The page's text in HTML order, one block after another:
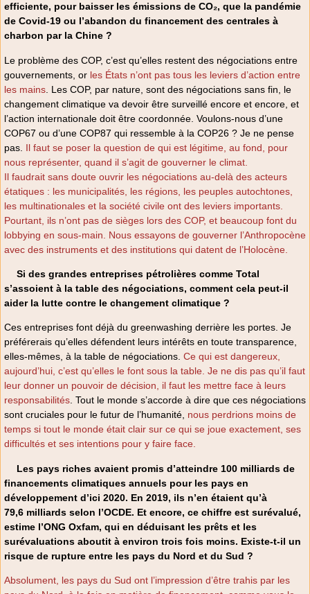
efficiente, pour baisser les émissions de CO₂, que la pandémie
de Covid-19 ou l’abandon du financement des centrales à
charbon par la Chine ?
Le problème des COP, c’est qu’elles restent des négociations entre
gouvernements, or les États n’ont pas tous les leviers d’action entre
les mains . Les COP, par nature, sont des négociations sans fin, le
changement climatique va devoir être surveillé encore et encore, et
l’action internationale doit être coordonnée. Voulons-nous d’une
COP67 ou d’une COP87 qui ressemble à la COP26 ? Je ne pense
pas. Il faut se poser la question de qui est légitime, au fond, pour
nous représenter, quand il s’agit de gouverner le climat.
Il faudrait sans doute ouvrir les négociations au-delà des acteurs
étatiques : les municipalités, les régions, les peuples autochtones,
les multinationales et la société civile ont des leviers importants.
Pourtant, ils n’ont pas de sièges lors des COP, et beaucoup font du
lobbying en sous-main. Nous essayons de gouverner l’Anthropocène
avec des instruments et des institutions qui datent de l’Holocène.
Si des grandes entreprises pétrolières comme Total
s’assoient à la table des négociations, comment cela peut-il
aider la lutte contre le changement climatique ?
Ces entreprises font déjà du greenwashing derrière les portes. Je
préférerais qu’elles défendent leurs intérêts en toute transparence,
elles-mêmes, à la table de négociations. Ce qui est dangereux,
aujourd’hui, c’est qu’elles le font sous la table. Je ne dis pas qu’il faut
leur donner un pouvoir de décision, il faut les mettre face à leurs
responsabilités. Tout le monde s’accorde à dire que ces négociations
sont cruciales pour le futur de l’humanité, nous perdrions moins de
temps si tout le monde était clair sur ce qui se joue exactement, ses
difficultés et ses intentions pour y faire face.
Les pays riches avaient promis d’atteindre 100 milliards de
financements climatiques annuels pour les pays en
développement d’ici 2020. En 2019, ils n’en étaient qu’à
79,6 milliards selon l’OCDE. Et encore, ce chiffre est surévalué,
estime l’ONG Oxfam, qui en déduisant les prêts et les
surévaluations aboutit à environ trois fois moins. Existe-t-il un
risque de rupture entre les pays du Nord et du Sud ?
Absolument, les pays du Sud ont l’impression d’être trahis par les